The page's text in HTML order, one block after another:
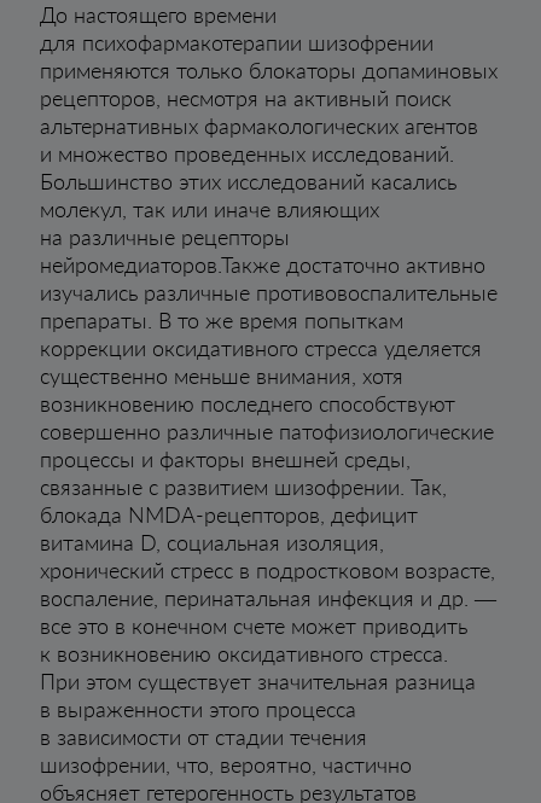
До настоящего времени
для психофармакотерапии шизофрении
применяются только блокаторы допаминовых
рецепторов, несмотря на активный поиск
альтернативных фармакологических агентов
и множество проведенных исследований.
Большинство этих исследований касались
молекул, так или иначе влияющих
на различные рецепторы
нейромедиаторов.Также достаточно активно
изучались различные противовоспалительные
препараты. В то же время попыткам
коррекции оксидативного стресса уделяется
существенно меньше внимания, хотя
возникновению последнего способствуют
совершенно различные патофизиологические
процессы и факторы внешней среды,
связанные с развитием шизофрении. Так,
блокада NMDA-рецепторов, дефицит
витамина D, социальная изоляция,
хронический стресс в подростковом возрасте,
воспаление, перинатальная инфекция и др. —
все это в конечном счете может приводить
к возникновению оксидативного стресса.
При этом существует значительная разница
в выраженности этого процесса
в зависимости от стадии течения
шизофрении, что, вероятно, частично
объясняет гетерогенность результатов